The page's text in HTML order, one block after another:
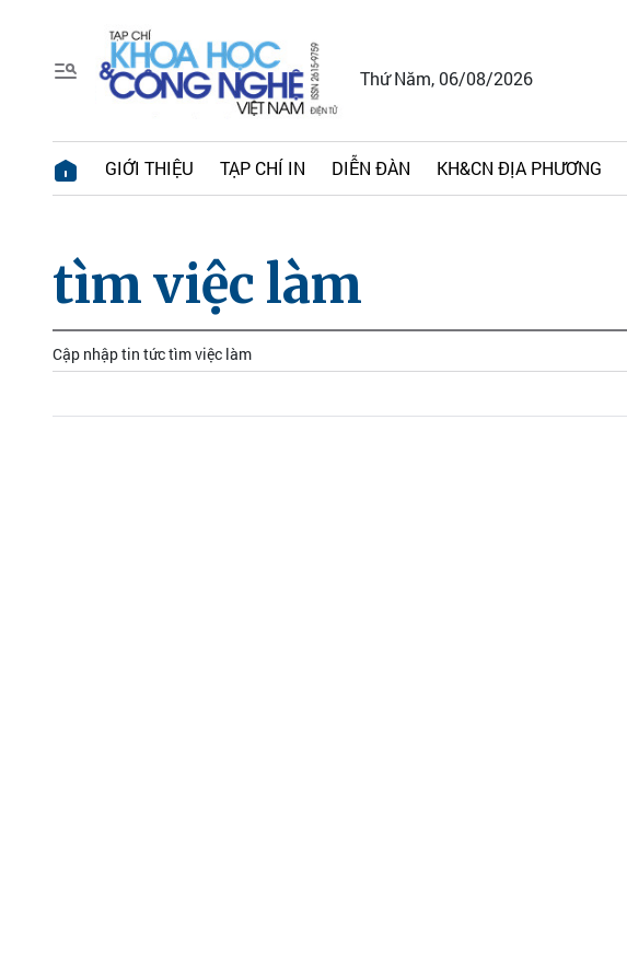
Thứ Năm, 06/08/2026
GIỚI THIỆU TẠP CHÍ IN DIỄN ĐÀN KH&CN ĐỊA PHƯƠNG
tìm việc làm
Cập nhập tin tức tìm việc làm